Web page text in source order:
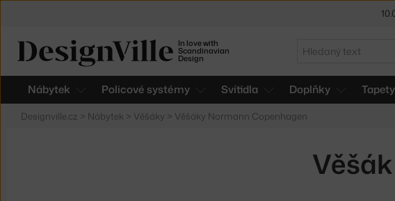
In love with
Scandinavian
Design
Hledat
Nábytek Policové systémy Svítidla Doplňky Tapety
Designville.cz > Nábytek > Věšáky > Věšáky Normann Copenhagen